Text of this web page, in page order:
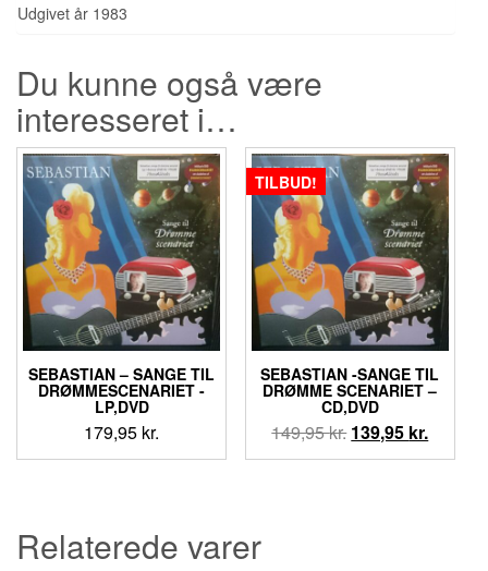
Udgivet år 1983
Du kunne også være
interesseret i…
SEBASTIAN – SANGE TIL
DRØMMESCENARIET -
LP,DVD
179,95 kr.
TILBUD!
SEBASTIAN -SANGE TIL
DRØMME SCENARIET –
CD,DVD
149,95kr. Den
oprindelige
139,95 kr.Den
aktuelle
Relaterede varer